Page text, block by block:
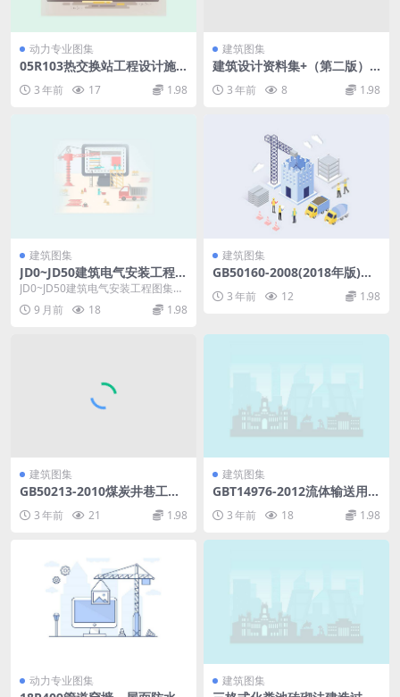
动力专业图集
05R103热交换站工程设计施
3 年前 17 1.98
建筑图集
建筑设计资料集+（第二版）0
3 年前 8 1.98
建筑图集
JD0~JD50建筑电气安装工程图
集
JD0~JD50建筑电气安装工程图集共
1068页【部分页不清晰，没有高
清，很老的...
9 月前 18 1.98
建筑图集
GB50160-2008(2018年版)石
3 年前 12 1.98
建筑图集
GB50213-2010煤炭井巷工程
3 年前 21 1.98
建筑图集
GBT14976-2012流体输送用不
3 年前 18 1.98
动力专业图集 建筑图集